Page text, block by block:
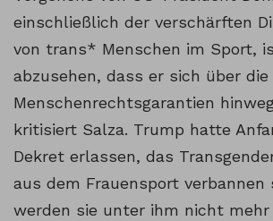
einschließlich der verschärften
von trans* Menschen im Sport,
abzusehen, dass er sich über die
Menschenrechtsgarantien
kritisiert Salza. Trump hatte
Dekret erlassen, das
aus dem Frauensport verbannen
werden sie unter ihm nicht